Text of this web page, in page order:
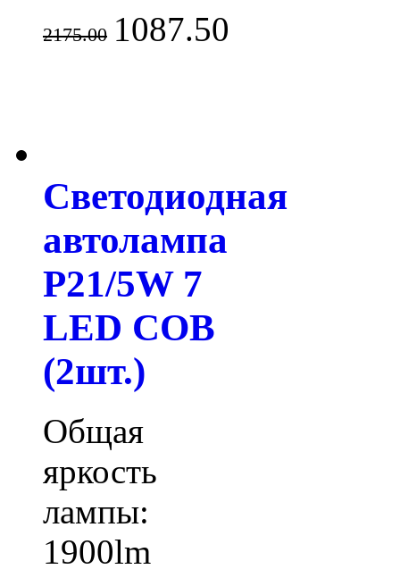
2175.00 1087.50
Светодиодная
автолампа
P21/5W 7
LED СOB
(2шт.)
Общая
яркость
лампы:
1900lm